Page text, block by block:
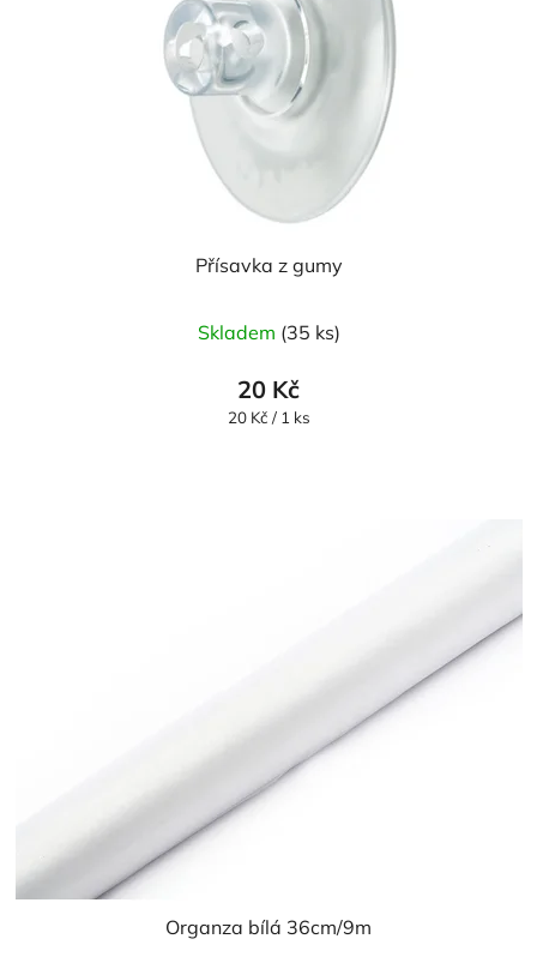
Přísavka z gumy
hodnocení
produktu
je
Skladem (35 ks)
20 Kč
Měrná
20 Kč / 1 ks
Organza bílá 36cm/9m